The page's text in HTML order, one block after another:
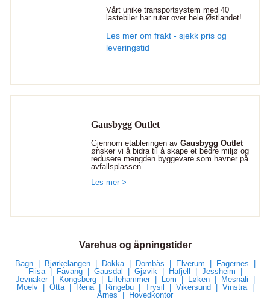
Vårt unike transportsystem med 40
lastebiler har ruter over hele Østlandet!
Les mer om frakt - sjekk pris og
leveringstid
Gausbygg Outlet
Gjennom etableringen avGausbygg Outlet
ønsker vi å bidra til å skape et bedre miljø og
redusere mengden byggevare som havner på
avfallsplassen.
Les mer >
Varehus og åpningstider
Bagn Bjørkelangen Dokka Dombås Elverum
Fagernes
Flisa
Fåvang Gausdal Gjøvik Hafjell
Jessheim
Jevnaker
Kongsberg Lillehammer Lom Løken
Mesnali
Moelv
Otta Rena Ringebu Trysil Vikersund
Vinstra
Årnes
Hovedkontor